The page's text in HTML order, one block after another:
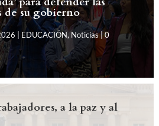
de su gobierno
EDUCACIÓN, Noticias| 0
a la paz y al